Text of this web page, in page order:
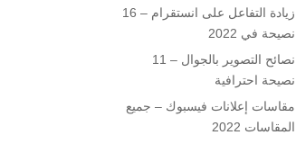
زيادة التفاعل على انستقرام – 16
نصيحة في 2022
نصائح التصوير بالجوال – 11
نصيحة احترافية
مقاسات إعلانات فيسبوك – جميع
المقاسات 2022